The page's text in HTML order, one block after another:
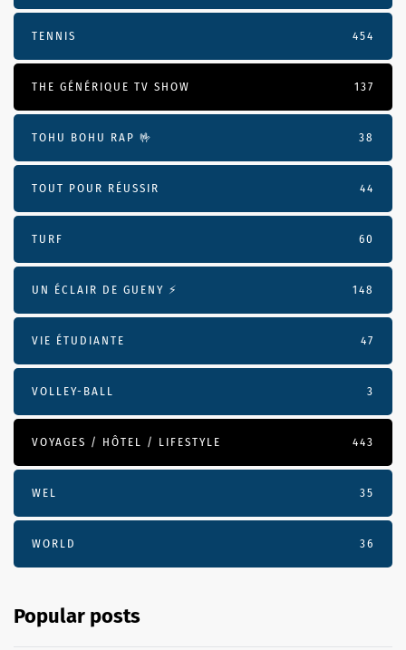
TENNIS 454
THE GÉNÉRIQUE TV SHOW 137
TOHU BOHU RAP 🤟 38
TOUT POUR RÉUSSIR 44
TURF 60
UN ÉCLAIR DE GUENY ⚡️ 148
VIE ÉTUDIANTE 47
VOLLEY-BALL 3
VOYAGES / HÔTEL / LIFESTYLE 443
WEL 35
WORLD 36
Popular posts